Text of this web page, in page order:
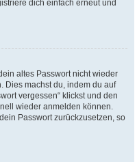
dich einfach erneut und
altes Passwort nicht wieder
Dies machst du, indem du auf
vergessen“ klickst und den
wieder anmelden können.
Passwort zurückzusetzen, so